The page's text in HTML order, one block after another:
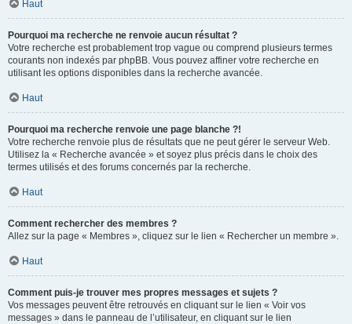
Haut
Pourquoi ma recherche ne renvoie aucun résultat ?
Votre recherche est probablement trop vague ou comprend plusieurs termes
courants non indexés par phpBB. Vous pouvez affiner votre recherche en
utilisant les options disponibles dans la recherche avancée.
Haut
Pourquoi ma recherche renvoie une page blanche ?!
Votre recherche renvoie plus de résultats que ne peut gérer le serveur Web.
Utilisez la « Recherche avancée » et soyez plus précis dans le choix des
termes utilisés et des forums concernés par la recherche.
Haut
Comment rechercher des membres ?
Allez sur la page « Membres », cliquez sur le lien « Rechercher un membre ».
Haut
Comment puis-je trouver mes propres messages et sujets ?
Vos messages peuvent être retrouvés en cliquant sur le lien « Voir vos
messages » dans le panneau de l’utilisateur, en cliquant sur le lien